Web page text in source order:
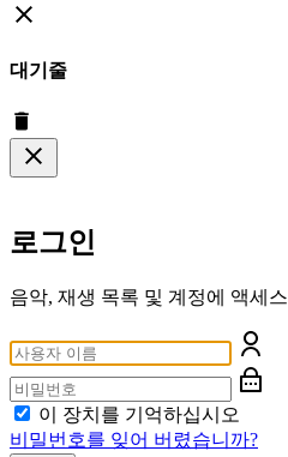
대기줄
로그인
음악, 재생 목록 및 계정에 액세스
이 장치를 기억하십시오
비밀번호를 잊어 버렸습니까?